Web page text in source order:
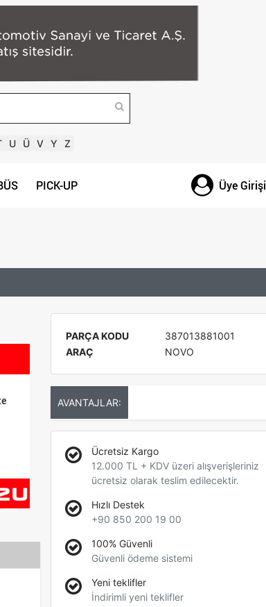
U Ü V Y Z
PICK-UP Üye Girişi
PARÇA KODU
387013881001
ARAÇ
NOVO
AVANTAJLAR:
Ücretsiz Kargo
12.000 TL + KDV üzeri alışverişleriniz
ücretsiz olarak teslim edilecektir.
Hızlı Destek
+90 850 200 19 00
100% Güvenli
Güvenli ödeme sistemi
Yeni teklifler
İndirimli yeni teklifler